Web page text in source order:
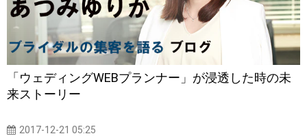
「ウェディングWEBプランナー」が浸透した時の未
来ストーリー
2017-12-21 05:25